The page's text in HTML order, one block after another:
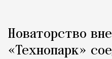
Новаторство
«Технопарк»